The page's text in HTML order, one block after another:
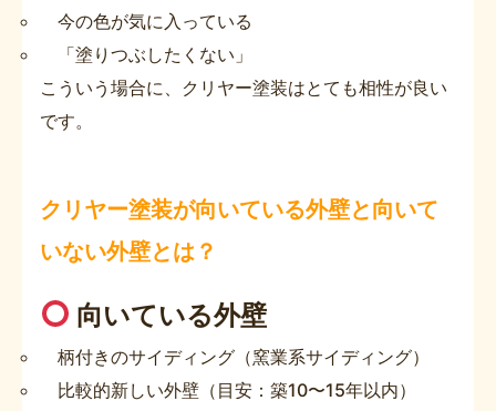
今の色が気に入っている
「塗りつぶしたくない」
こういう場合に、クリヤー塗装はとても相性が良い
です。
クリヤー塗装が向いている外壁と向いて
いない外壁とは？
向いている外壁
柄付きのサイディング（窯業系サイディング）
比較的新しい外壁（目安：築10〜15年以内）